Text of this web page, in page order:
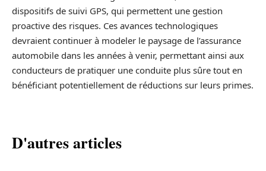
dispositifs de suivi GPS, qui permettent une gestion
proactive des risques. Ces avances technologiques
devraient continuer à modeler le paysage de l’assurance
automobile dans les années à venir, permettant ainsi aux
conducteurs de pratiquer une conduite plus sûre tout en
bénéficiant potentiellement de réductions sur leurs primes.
D'autres articles